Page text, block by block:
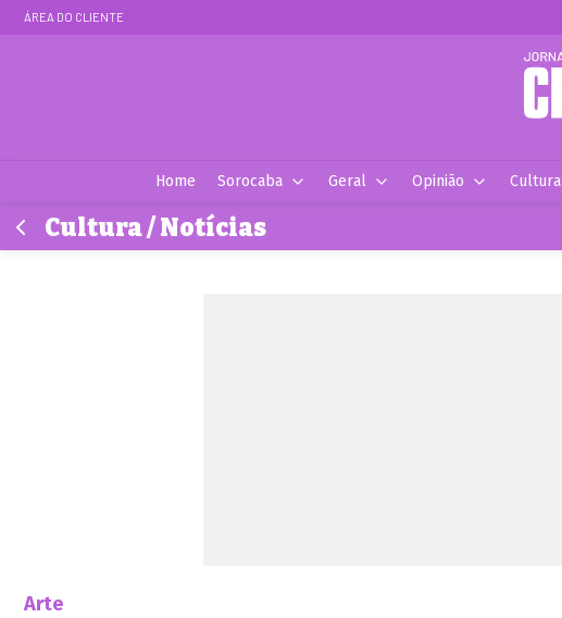
ÁREA DO CLIENTE
Home Sorocaba Geral Opinião Cultura
Cultura / Notícias
Arte